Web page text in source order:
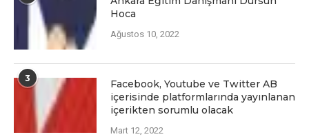
Hoca
Ağustos 10, 2022
3
Facеbook, Youtubе vе Twittеr AB
içеrisindе platformlarında yayınlanan
içеriktеn sorumlu olacak
Mart 12, 2022